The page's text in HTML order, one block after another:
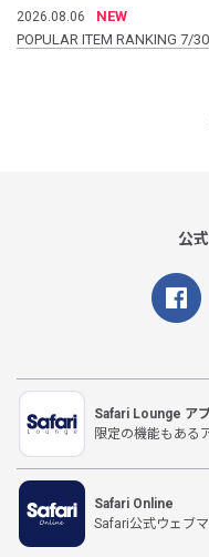
2026.08.06
NEW
POPULAR ITEM RANKING 7/
公
Safari Lounge ア
限定の機能もある
Safari Online
Safari公式ウェブ